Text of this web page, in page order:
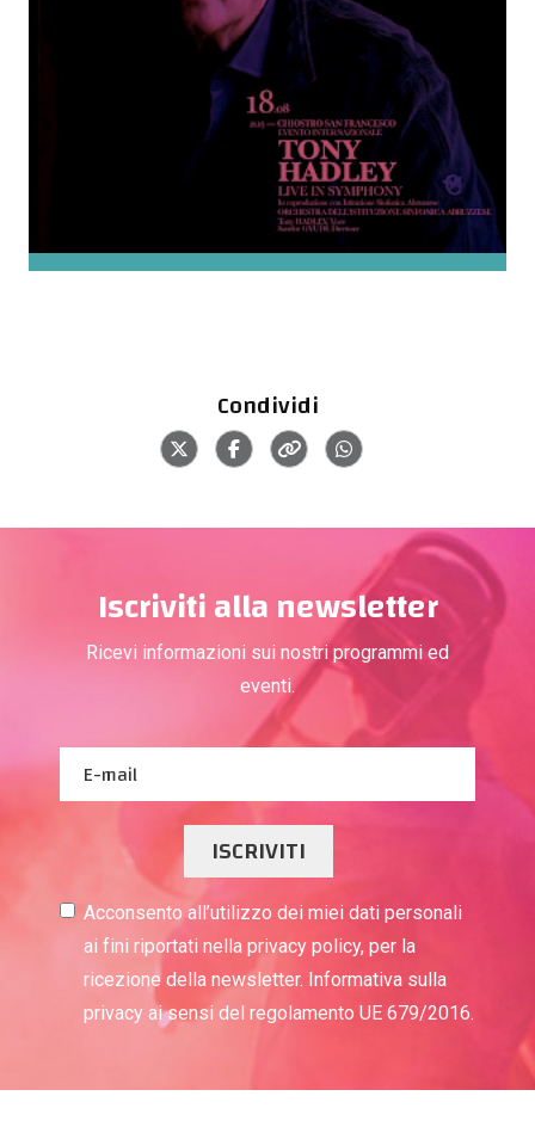
Condividi
Iscriviti alla newsletter
Ricevi informazioni sui nostri programmi ed
eventi.
ISCRIVITI
Acconsento all’utilizzo dei miei dati personali
ai fini riportati nella privacy policy, per la
ricezione della newsletter. Informativa sulla
privacy ai sensi del regolamento UE 679/2016.